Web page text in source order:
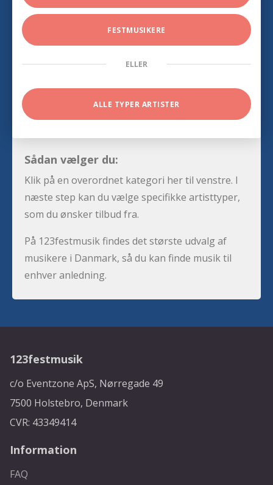
FESTMUSIKERE
ELLER
ALLE TYPER ARTISTER
Sådan vælger du:
Klik på en overordnet kategori her til venstre. I
næste step kan du vælge specifikke artisttyper,
som du ønsker tilbud fra.
På 123festmusik findes det største udvalg af
musikere i Danmark, så du kan finde musik til
enhver anledning.
123festmusik
c/o Eventzone ApS, Nørregade 49
7500 Holstebro, Denmark
CVR: 43349414
Information
FAQ